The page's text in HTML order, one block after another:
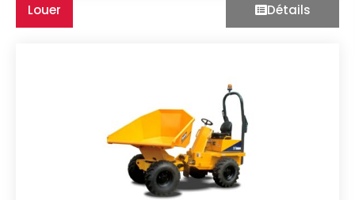
Louer Détails